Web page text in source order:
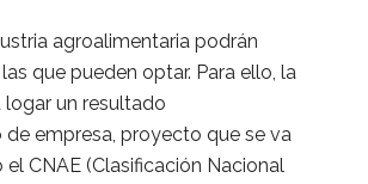
agroalimentaria podrán
que pueden optar. Para ello, la
logar un resultado
empresa, proyecto que se va
CNAE (Clasificación Nacional